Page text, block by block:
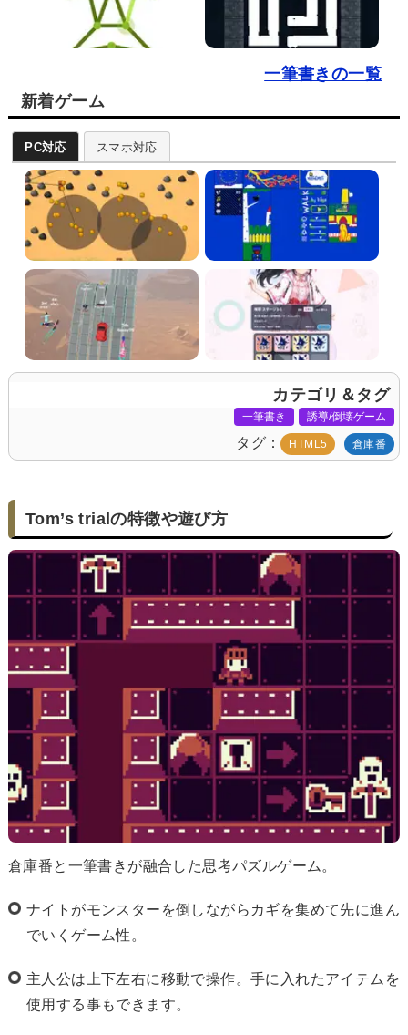
一筆書きの一覧
新着ゲーム
PC対応 スマホ対応
カテゴリ＆タグ
一筆書き 誘導/倒壊ゲーム
タグ HTML5 倉庫番
Tom’s trialの特徴や遊び方
倉庫番と一筆書きが融合した思考パズルゲーム。
ナイトがモンスターを倒しながらカギを集めて先に進ん
でいくゲーム性。
主人公は上下左右に移動で操作。手に入れたアイテムを
使用する事もできます。